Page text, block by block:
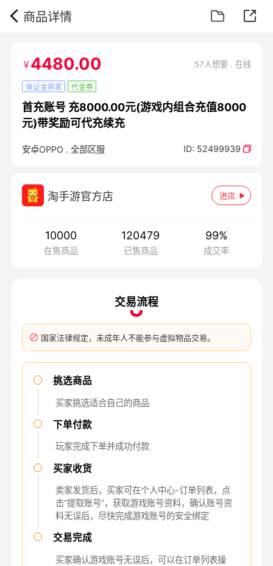
商品详情
￥4480.00 57人想要 . 在线
保证金商家 代金券
首充账号 充8000.00元(游戏内组合充值8000
元)带奖励可代充续充
安卓OPPO . 全部区服 ID: 52499939
淘手游官方店 进店
10000
在售商品
120479
已售商品
99%
成交率
交易流程
国家法律规定，未成年人不能参与虚拟物品交易。
挑选商品
买家挑选适合自己的商品
下单付款
玩家完成下单并成功付款
买家收货
卖家发货后，买家可在个人中心-订单列表，点
击“提取账号”，获取游戏账号资料，确认账号资
料无误后，尽快完成游戏账号的安全绑定
交易完成
买家确认游戏账号无误后，可以在订单列表操